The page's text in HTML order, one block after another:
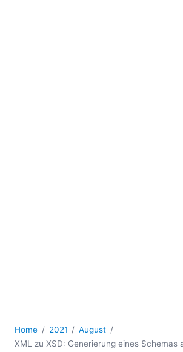
Home 2021
August
XML zu XSD: Generierung eines Schemas